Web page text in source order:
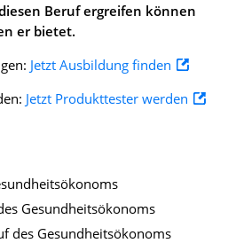
Beruf ergreifen können
er bietet.
Jetzt Ausbildung finden
Jetzt Produkttester werden
Gesundheitsökonoms
des Gesundheitsökonoms